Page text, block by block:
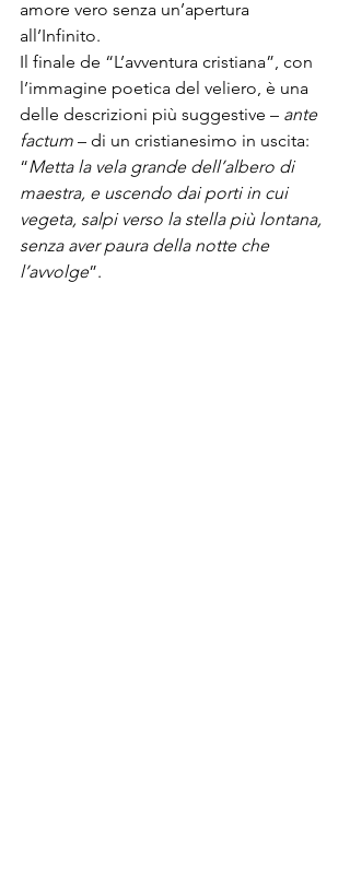
amore vero senza un’apertura
all’Infinito.
Il finale de “L’avventura cristiana”, con
l’immagine poetica del veliero, è una
delle descrizioni più suggestive – ante
factum – di un cristianesimo in uscita:
“Metta la vela grande dell’albero di
maestra, e uscendo dai porti in cui
vegeta, salpi verso la stella più lontana,
senza aver paura della notte che
l’avvolge”.